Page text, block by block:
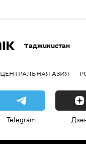
Таджикистан
ЦЕНТРАЛЬНАЯ АЗИЯ
Telegram